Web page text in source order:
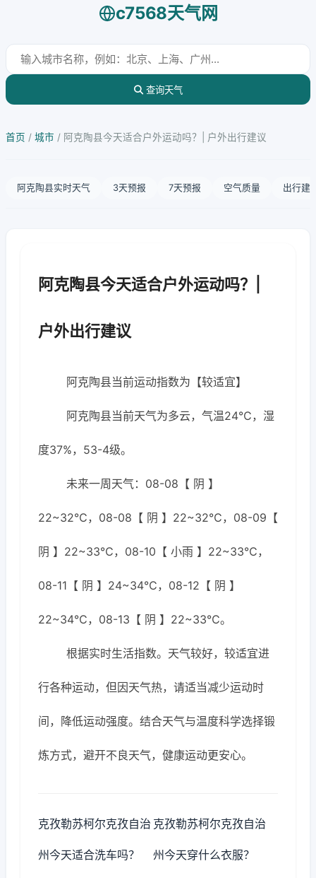
c7568天气网
查询天气
首页 / 城市 / 阿克陶县今天适合户外运动吗？| 户外出行建议
阿克陶县实时天气 3天预报 7天预报 空气质量 出行建
阿克陶县今天适合户外运动吗？|
户外出行建议
阿克陶县当前运动指数为【较适宜】
阿克陶县当前天气为多云，气温24℃，湿
度37%，53-4级。
未来一周天气：08-08【 阴 】
22~32℃，08-08【 阴 】22~32℃，08-09【
阴 】22~33℃，08-10【 小雨 】22~33℃，
08-11【 阴 】24~34℃，08-12【 阴 】
22~34℃，08-13【 阴 】22~33℃。
根据实时生活指数。天气较好，较适宜进
行各种运动，但因天气热，请适当减少运动时
间，降低运动强度。结合天气与温度科学选择锻
炼方式，避开不良天气，健康运动更安心。
克孜勒苏柯尔克孜自治
州今天适合洗车吗？
克孜勒苏柯尔克孜自治
州今天穿什么衣服？